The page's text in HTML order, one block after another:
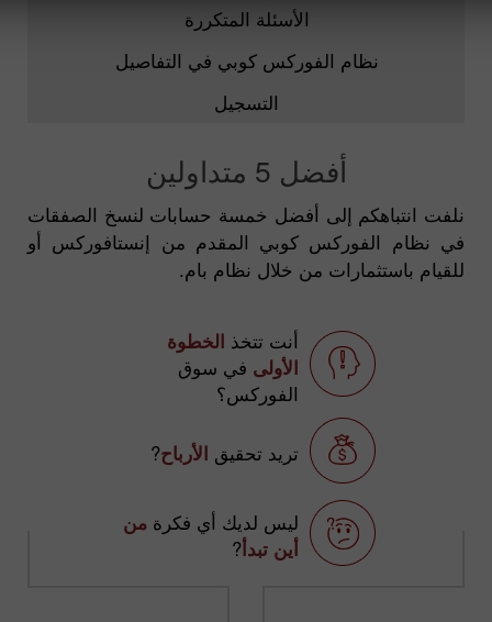
الأسئلة المتكررة
نظام الفوركس كوبي في التفاصيل
التسجيل
أفضل 5 متداولين
نلفت انتباهكم إلى أفضل خمسة حسابات لنسخ الصفقات
في نظام الفوركس كوبي المقدم من إنستافوركس أو
للقيام باستثمارات من خلال نظام بام.
أنت تتخذ الخطوة
الأولى في سوق
الفوركس؟
تريد تحقيق الأرباح?
ليس لديك أي فكرةمن
أين تبدأ?